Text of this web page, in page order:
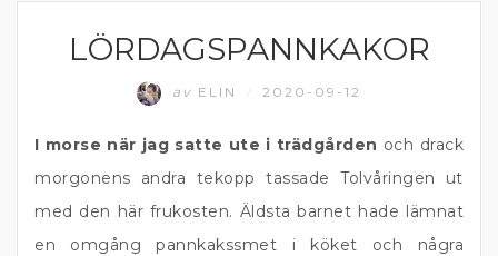
FRUKOST OCH MELLANMÅL
LÖRDAGSPANNKAKOR
av ELIN 2020-09-12
I morse när jag satte ute i trädgården och drack
morgonens andra tekopp tassade Tolvåringen ut
med den här frukosten. Äldsta barnet hade lämnat
en omgång pannkakssmet i köket och några